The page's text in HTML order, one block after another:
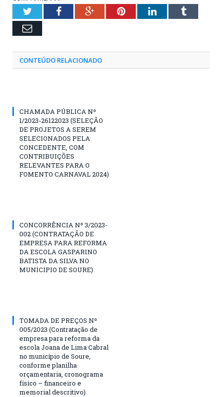
TwitterFacebookGoogle+PinterestLinkedInTumblr
Email
CONTEÚDO RELACIONADO
CHAMADA PÚBLICA Nº
1/2023-26122023 (SELEÇÃO
DE PROJETOS A SEREM
SELECIONADOS PELA
CONCEDENTE, COM
CONTRIBUIÇÕES
RELEVANTES PARA O
FOMENTO CARNAVAL 2024)
CONCORRÊNCIA Nº 3/2023-
002 (CONTRATAÇÃO DE
EMPRESA PARA REFORMA
DA ESCOLA GASPARINO
BATISTA DA SILVA NO
MUNICIPIO DE SOURE)
TOMADA DE PREÇOS Nº
005/2023 (Contratação de
empresa para reforma da
escola Joana de Lima Cabral
no município de Soure,
conforme planilha
orçamentaria, cronograma
físico – financeiro e
memorial descritivo)